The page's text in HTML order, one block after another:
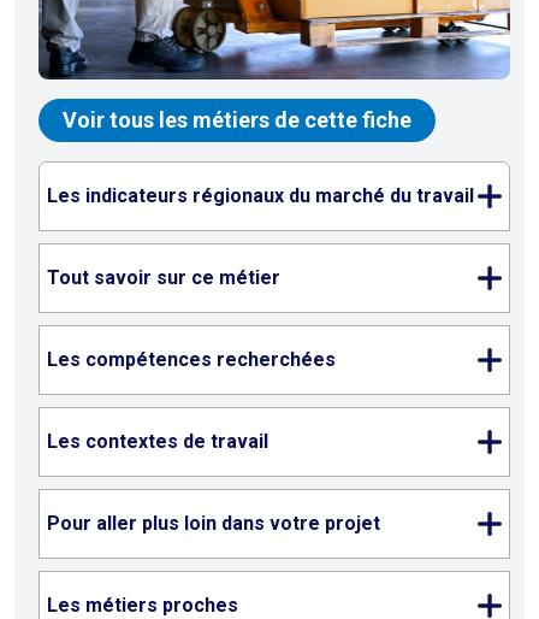
Voir tous les métiers de cette fiche
Les indicateurs régionaux du marché du travail
Tout savoir sur ce métier
Les compétences recherchées
Les contextes de travail
Pour aller plus loin dans votre projet
Les métiers proches